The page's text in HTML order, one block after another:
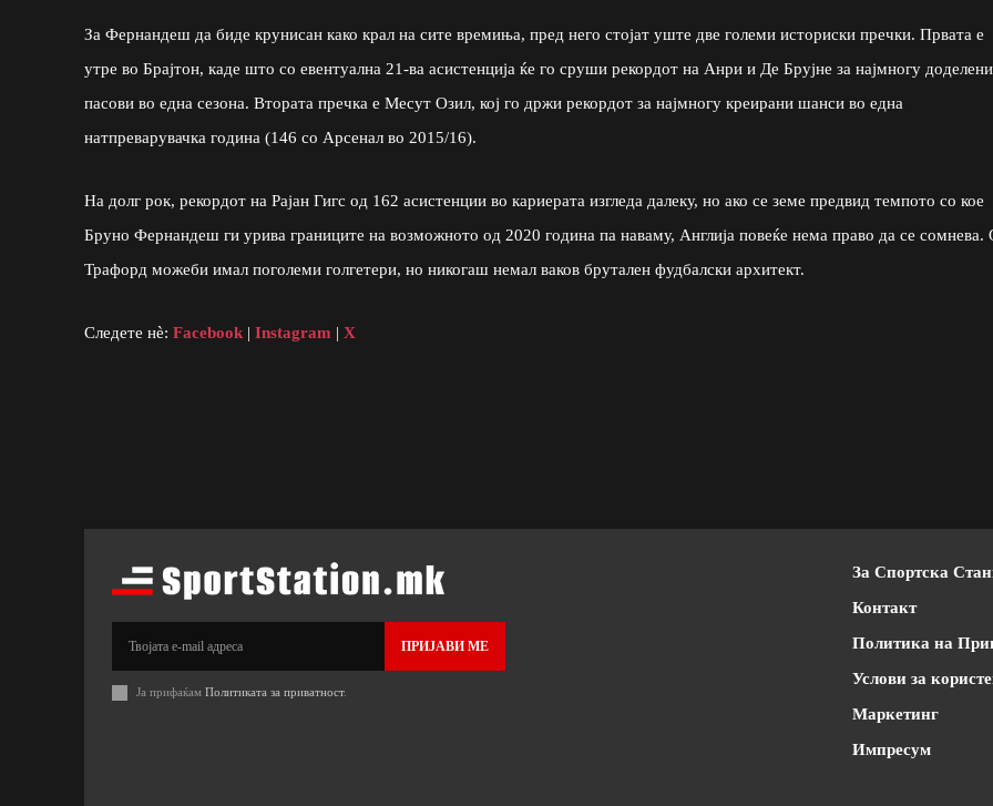
За Фернандеш да биде крунисан како крал на сите времиња, пред него стојат уште две големи историски пречки. Првата е
утре во Брајтон, каде што со евентуална 21-ва асистенција ќе го сруши рекордот на Анри и Де Брујне за најмногу доделени
пасови во една сезона. Втората пречка е Месут Озил, кој го држи рекордот за најмногу креирани шанси во една
натпреварувачка година (146 со Арсенал во 2015/16).
На долг рок, рекордот на Рајан Гигс од 162 асистенции во кариерата изгледа далеку, но ако се земе предвид темпото со кое
Бруно Фернандеш ги урива границите на возможното од 2020 година па наваму, Англија повеќе нема право да се сомнева.
Трафорд можеби имал поголеми голгетери, но никогаш немал ваков брутален фудбалски архитект.
Следете нè: Facebook | Instagram | X
ПРИЈАВИ МЕ
Ја прифаќам Политиката за приватност.
За Спортска
Контакт
Политика на
Услови за
Маркетинг
Импресум